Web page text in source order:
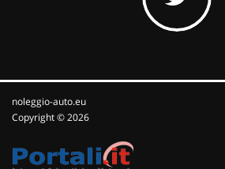
noleggio-auto.eu
Copyright © 2026